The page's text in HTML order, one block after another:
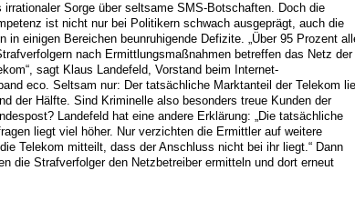
irrationaler Sorge über seltsame SMS-Botschaften. Doch die
ist nicht nur bei Politikern schwach ausgeprägt, auch die
in einigen Bereichen beunruhigende Defizite. „Über 95 Prozent
nach Ermittlungsmaßnahmen betreffen das Netz der
sagt Klaus Landefeld, Vorstand beim Internet-
eco. Seltsam nur: Der tatsächliche Marktanteil der Telekom
der Hälfte. Sind Kriminelle also besonders treue Kunden der
Landefeld hat eine andere Erklärung: „Die tatsächliche
liegt viel höher. Nur verzichten die Ermittler auf weitere
Telekom mitteilt, dass der Anschluss nicht bei ihr liegt.“ Dann
die Strafverfolger den Netzbetreiber ermitteln und dort erneut